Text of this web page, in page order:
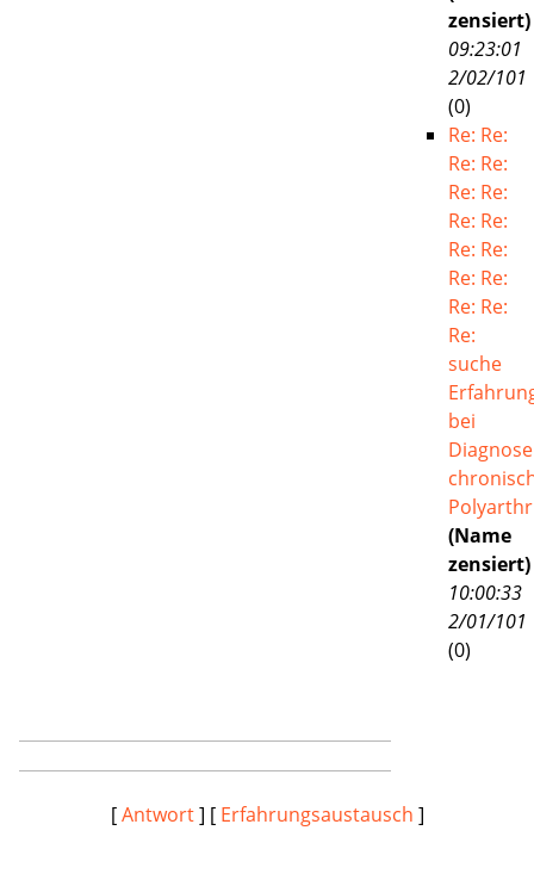
zensiert)
09:23:01
2/02/101
(0)
Re: Re:
Re: Re:
Re: Re:
Re: Re:
Re: Re:
Re: Re:
Re: Re:
Re:
suche
bei
Diagnose
(Name
zensiert)
10:00:33
2/01/101
(0)
[Antwort] [ Erfahrungsaustausch ]